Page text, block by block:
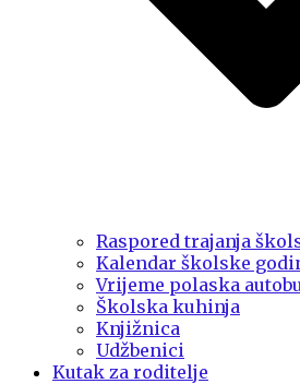
Raspored trajanja
Kalendar školske
Vrijeme polaska
Školska kuhinja
Knjižnica
Udžbenici
Kutak za roditelje